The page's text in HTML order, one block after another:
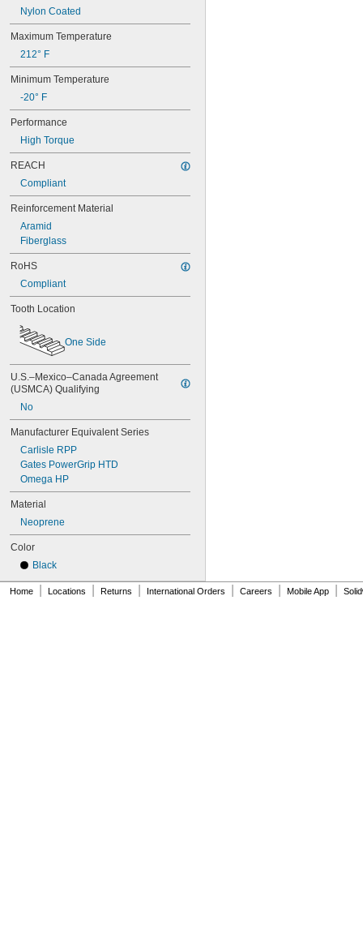
60XL025
60XL031
64MXL012
64MXL025
68MXL025
70MXL012
70XL031
70XL037
72MXL012
72MXL025
76MXL012
76MXL025
76XL025
76XL037
80MXL012
80MXL025
80XL025
80XL031
80XL037
82MXL012
82MXL025
84MXL012
84MXL025
86L050
88MXL012
88MXL025
90MXL012
90MXL025
90XL031
90XL037
91MXL012
91MXL025
96MXL012
Nylon Coated
Maximum Temperature
212° F
Minimum Temperature
-20° F
Performance
High Torque
REACH
Compliant
Reinforcement Material
Aramid
Fiberglass
RoHS
Compliant
Tooth Location
One Side
U.S.–Mexico–Canada Agreement
(USMCA) Qualifying
No
Manufacturer Equivalent Series
Carlisle RPP
Gates PowerGrip HTD
Omega HP
Material
Neoprene
Color
Black
Home Locations Returns International Orders Careers Mobile App